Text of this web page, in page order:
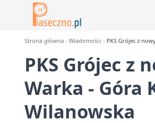
Strona główna Wiadomości PKS Grójec z
PKS Grójec z
Warka - Góra
Wilanowska